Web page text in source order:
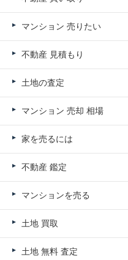
マンション 売りたい
不動産 見積もり
土地の査定
マンション 売却 相場
家を売るには
不動産 鑑定
マンションを売る
土地 買取
土地 無料 査定